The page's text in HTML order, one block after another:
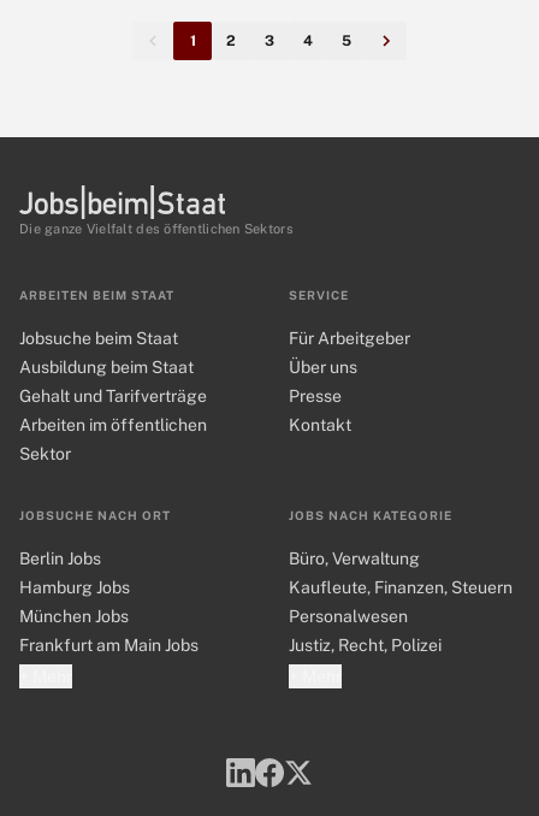
1 2 3 4 5
Die ganze Vielfalt des öffentlichen Sektors
ARBEITEN BEIM STAAT
Jobsuche beim Staat
Ausbildung beim Staat
Gehalt und Tarifverträge
Arbeiten im öffentlichen
Sektor
JOBSUCHE NACH ORT
Berlin Jobs
Hamburg Jobs
München Jobs
Frankfurt am Main Jobs
JOBS NACH KATEGORIE
Büro, Verwaltung
Kaufleute, Finanzen, Steuern
Personalwesen
Justiz, Recht, Polizei
SERVICE
Für Arbeitgeber
Über uns
Presse
Kontakt